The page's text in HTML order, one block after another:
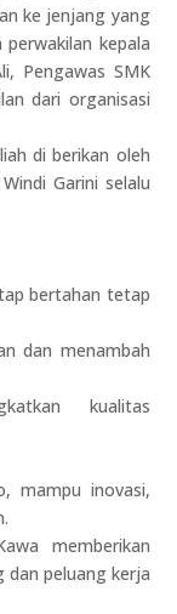
ke jenjang yang
kepala
Pengawas SMK
dari organisasi
di berikan oleh
Garini selalu
bertahan tetap
dan menambah
kualitas
mampu inovasi,
memberikan
dan peluang kerja